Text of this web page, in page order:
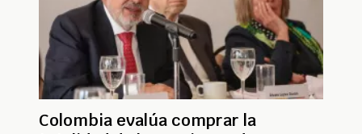
Colombia evalúa comprar la